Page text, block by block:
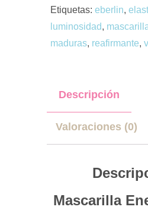
Etiquetas: eberlin,
luminosidad,
maduras, reafirmante,
Descripción
Valoraciones (0)
Mascarilla